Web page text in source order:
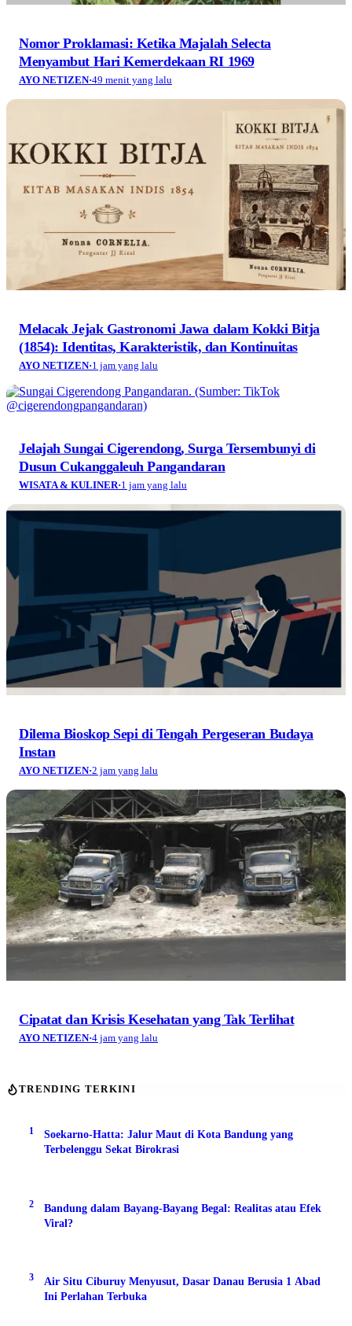
Nomor Proklamasi: Ketika Majalah Selecta
Menyambut Hari Kemerdekaan RI 1969
AYO NETIZEN·49 menit yang lalu
Melacak Jejak Gastronomi Jawa dalam Kokki Bitja
(1854): Identitas, Karakteristik, dan Kontinuitas
AYO NETIZEN·1 jam yang lalu
Jelajah Sungai Cigerendong, Surga Tersembunyi di
Dusun Cukanggaleuh Pangandaran
WISATA & KULINER·1 jam yang lalu
Dilema Bioskop Sepi di Tengah Pergeseran Budaya
Instan
AYO NETIZEN·2 jam yang lalu
Cipatat dan Krisis Kesehatan yang Tak Terlihat
AYO NETIZEN·4 jam yang lalu
TRENDING TERKINI
1
Soekarno-Hatta: Jalur Maut di Kota Bandung yang
Terbelenggu Sekat Birokrasi
2
Bandung dalam Bayang-Bayang Begal: Realitas atau Efek
Viral?
3
Air Situ Ciburuy Menyusut, Dasar Danau Berusia 1 Abad
Ini Perlahan Terbuka